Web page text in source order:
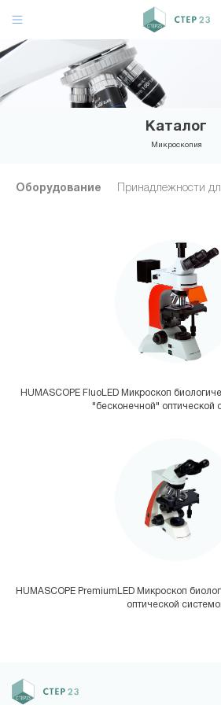
Каталог
Микроскопия
Оборудование Принадлежности
HUMASCOPE FluoLED Микроскоп
"бесконечной" оптической
HUMASCOPE PremiumLED Микроскоп
оптической